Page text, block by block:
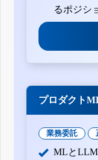
るポジシ
プロダクト
業務委託
MLと